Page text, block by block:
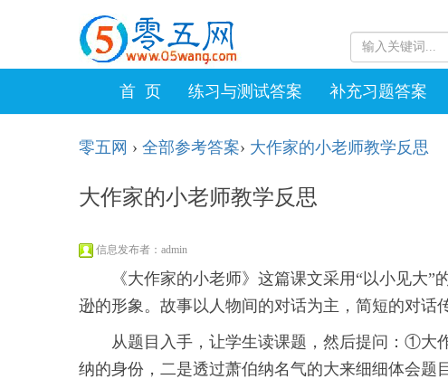
首 页 练习与测试答案 补充习题答案
零五网 › 全部参考答案› 大作家的小老师教学反思
大作家的小老师教学反思
信息发布者：admin
《大作家的小老师》这篇课文采用“以小见大
逊的形象。故事以人物间的对话为主，简短的对话
从题目入手，让学生读课题，然后提问：①大
纳的身份，二是透过萧伯纳名气的大来细细体会题